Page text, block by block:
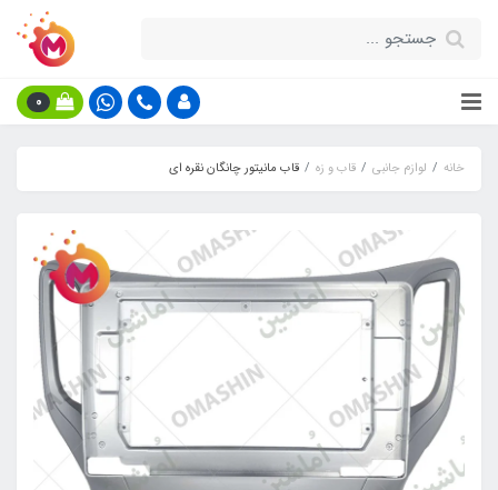
0
خانه لوازم جانبی قاب و زه قاب مانیتور چانگان نقره ای